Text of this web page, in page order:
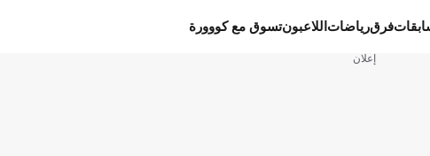
فرقرياضات اللاعبونتسوق مع كووورة
إعلان